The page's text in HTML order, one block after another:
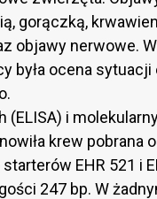
gorączką,
objawy nerwowe.
była ocena
(ELISA) i
krew pobrana
EHR 521 i
247 bp. W